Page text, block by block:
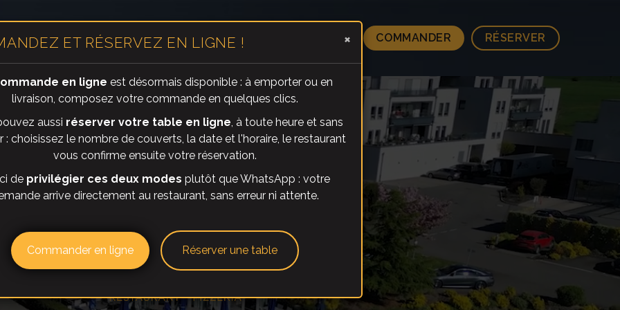
ÉVÉNEMENTS GALERIÉ COMMANDER RÉSERVER
×
ET RÉSERVEZ EN LIGNE !
en ligne est désormais disponible : à emporter ou en
livraison, composez votre commande en quelques clics.
aussi réserver votre table en ligne, à toute heure et sans
: choisissez le nombre de couverts, la date et l'horaire, le restaurant
vous confirme ensuite votre réservation.
de privilégier ces deux modes plutôt que WhatsApp : votre
arrive directement au restaurant, sans erreur ni attente.
Commander en ligne Réserver une table